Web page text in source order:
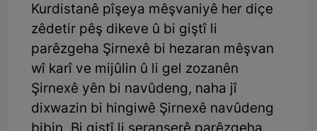
Kurdistanê pîşeya mêşvaniyê her diçe
zêdetir pêş dikeve û bi giştî li
parêzgeha Şirnexê bi hezaran mêşvan
wî karî ve mijûlin û li gel zozanên
Şirnexê yên bi navûdeng, naha jî
dixwazin bi hingiwê Şirnexê navûdeng